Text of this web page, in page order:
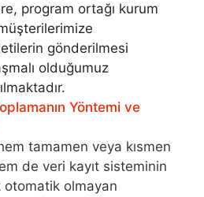
program ortağı kurum
gönderilmesi
olduğumuz
Yöntemi ve
tamamen veya kısmen
de veri kayıt sisteminin
otomatik olmayan